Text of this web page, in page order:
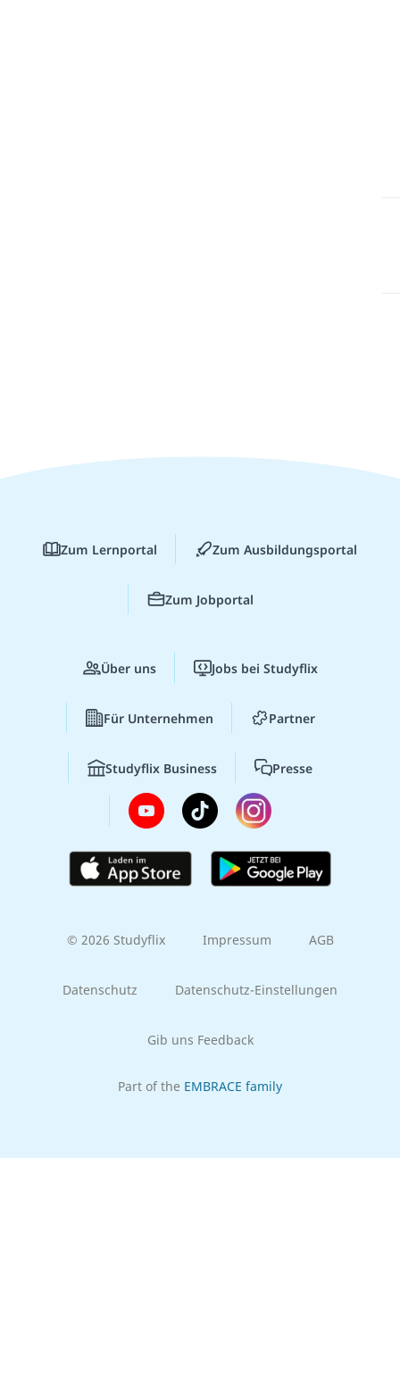
Zum Lernportal Zum Ausbildungsportal
Zum Jobportal
Über uns Jobs bei Studyflix
Für Unternehmen Partner
Studyflix Business Presse
© 2026 Studyflix Impressum AGB
Datenschutz Datenschutz-Einstellungen
Gib uns Feedback
Part of the EMBRACE family